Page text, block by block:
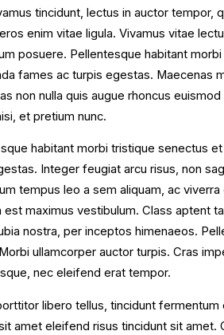
tincidunt, lectus in auctor tempor,
enim vitae ligula. Vivamus vitae
posuere. Pellentesque habitant
fames ac turpis egestas. Maecenas
non nulla quis augue rhoncus
et pretium nunc.
habitant morbi tristique senectus
Integer feugiat arcu risus, non
tempus leo a sem aliquam, ac
est maximus vestibulum. Class aptent
nostra, per inceptos himenaeos.
ullamcorper auctor turpis. Cras
nec eleifend erat tempor.
libero tellus, tincidunt fermentum
amet eleifend risus tincidunt sit amet.